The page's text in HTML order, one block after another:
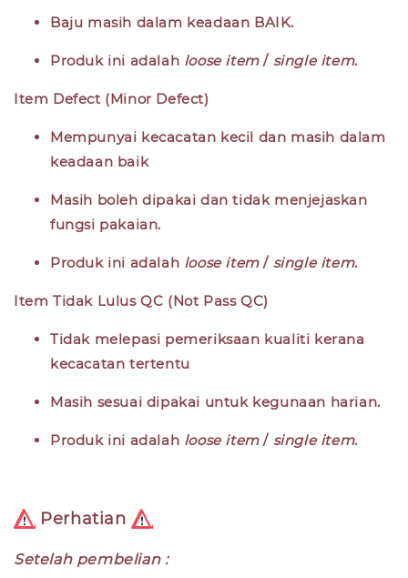
Baju masih dalam keadaan BAIK.
Produk ini adalah loose item/ single item.
Item Defect (Minor Defect)
Mempunyai kecacatan kecil dan masih dalam
keadaan baik
Masih boleh dipakai dan tidak menjejaskan
fungsi pakaian.
Produk ini adalah loose item/ single item.
Item Tidak Lulus QC (Not Pass QC)
Tidak melepasi pemeriksaan kualiti kerana
kecacatan tertentu
Masih sesuai dipakai untuk kegunaan harian.
Produk ini adalah loose item/ single item.
Perhatian
Setelah pembelian :